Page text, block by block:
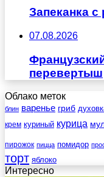
Запеканка
07.08.2026
перевертыш
Облако меток
блин варенье гриб
крем куриный курица
пирожок пицца помидор
торт яблоко
Интересно